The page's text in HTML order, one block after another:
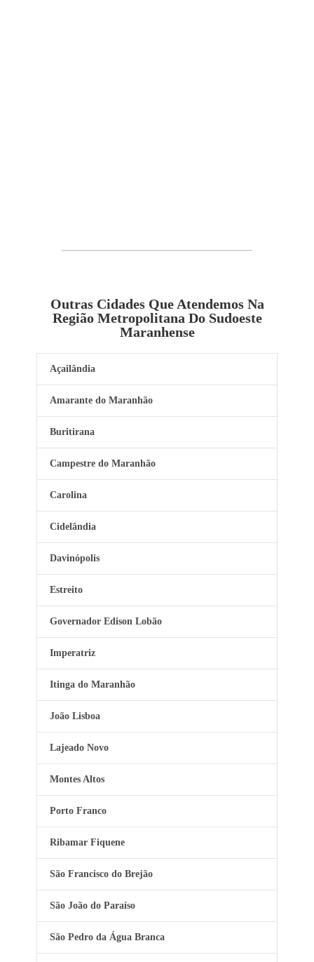
Outras Cidades Que Atendemos Na
Região Metropolitana Do Sudoeste
Maranhense
Açailândia
Amarante do Maranhão
Buritirana
Campestre do Maranhão
Carolina
Cidelândia
Davinópolis
Estreito
Governador Edison Lobão
Imperatriz
Itinga do Maranhão
João Lisboa
Lajeado Novo
Montes Altos
Porto Franco
Ribamar Fiquene
São Francisco do Brejão
São João do Paraíso
São Pedro da Água Branca